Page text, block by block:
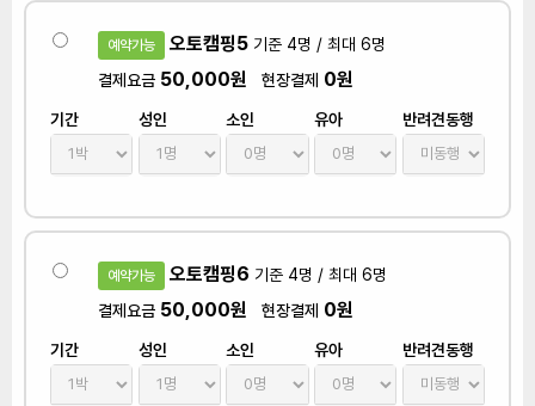
예약가능 오토캠핑5 기준 4명 / 최대 6명
결제요금 50,000원 현장결제 0원
기간 성인 소인 유아 반려견동행
예약가능 오토캠핑6 기준 4명 / 최대 6명
결제요금 50,000원 현장결제 0원
기간 성인 소인 유아 반려견동행